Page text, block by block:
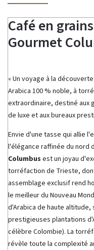
Café en
Gourmet
« Un voyage à la
Arabica 100 % noble, à
extraordinaire, destiné aux
de luxe et aux bureaux
Envie d'une tasse qui allie
l'élégance raffinée du nord
Columbus est un joyau
torréfaction de Trieste,
assemblage exclusif rend
le meilleur du Nouveau
d'Arabica de haute
prestigieuses plantations
célèbre Colombie). La
révèle toute la complexité